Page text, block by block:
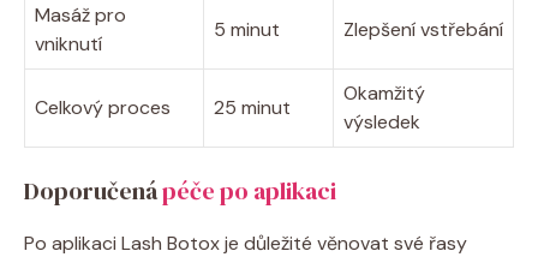
Masáž pro
vniknutí
5 minut Zlepšení vstřebání
Celkový proces 25 minut
Okamžitý
výsledek
Doporučenápéče po aplikaci
Po aplikaci Lash Botox je důležité věnovat své řasy